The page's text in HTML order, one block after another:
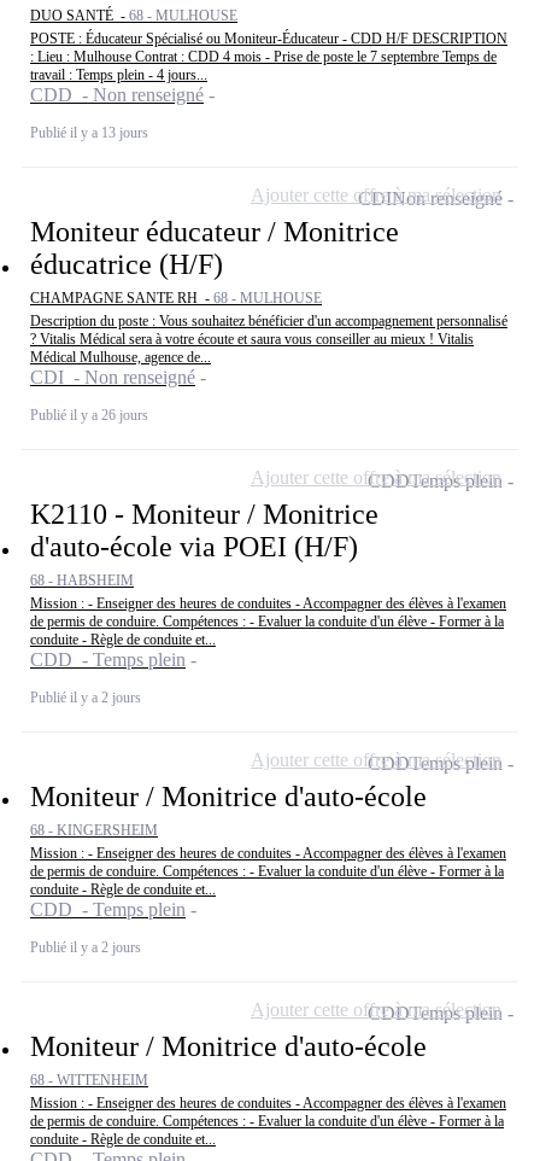
DUO SANTÉ - 68 - MULHOUSE
POSTE : Éducateur Spécialisé ou Moniteur-Éducateur - CDD H/F DESCRIPTION
: Lieu : Mulhouse Contrat : CDD 4 mois - Prise de poste le 7 septembre Temps de
travail : Temps plein - 4 jours...
CDD - Non renseigné
Publié il y a 13 jours
Moniteur éducateur / Monitrice
éducatrice (H/F)
CHAMPAGNE SANTE RH - 68 - MULHOUSE
Description du poste : Vous souhaitez bénéficier d'un accompagnement personnalisé
? Vitalis Médical sera à votre écoute et saura vous conseiller au mieux ! Vitalis
Médical Mulhouse, agence de...
CDI - Non renseigné
Publié il y a 26 jours
CDINon renseigné
Ajouter cette offre à ma sélection
K2110 - Moniteur / Monitrice
d'auto-école via POEI (H/F)
68 - HABSHEIM
Mission : - Enseigner des heures de conduites - Accompagner des élèves à l'examen
de permis de conduire. Compétences : - Evaluer la conduite d'un élève - Former à la
conduite - Règle de conduite et...
CDD - Temps plein
Publié il y a 2 jours
CDDTemps plein
Ajouter cette offre à ma sélection
Moniteur / Monitrice d'auto-école
68 - KINGERSHEIM
Mission : - Enseigner des heures de conduites - Accompagner des élèves à l'examen
de permis de conduire. Compétences : - Evaluer la conduite d'un élève - Former à la
conduite - Règle de conduite et...
CDD - Temps plein
Publié il y a 2 jours
CDDTemps plein
Ajouter cette offre à ma sélection
Moniteur / Monitrice d'auto-école
68 - WITTENHEIM
Mission : - Enseigner des heures de conduites - Accompagner des élèves à l'examen
de permis de conduire. Compétences : - Evaluer la conduite d'un élève - Former à la
conduite - Règle de conduite et...
CDDTemps plein
Ajouter cette offre à ma sélection